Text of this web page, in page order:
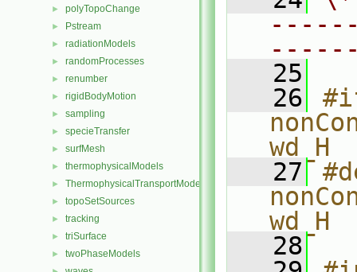
► polyTopoChange
► Pstream
► radiationModels
► randomProcesses
► renumber
► rigidBodyMotion
► sampling
► specieTransfer
► surfMesh
► thermophysicalModels
► ThermophysicalTransportModels
► topoSetSources
► tracking
► triSurface
► twoPhaseModels
   25
   26
wd_H
   27
wd_H
   28